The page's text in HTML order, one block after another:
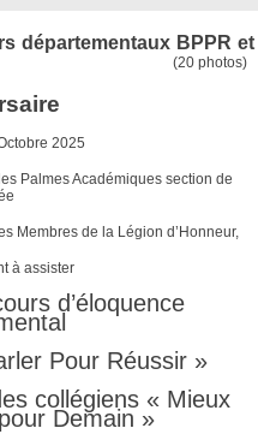
départementaux BPPR et
(20 photos)
2025
Palmes Académiques section de
Membres de la Légion d’Honneur,
à assister
d’éloquence
Pour Réussir »
collégiens « Mieux
Demain »